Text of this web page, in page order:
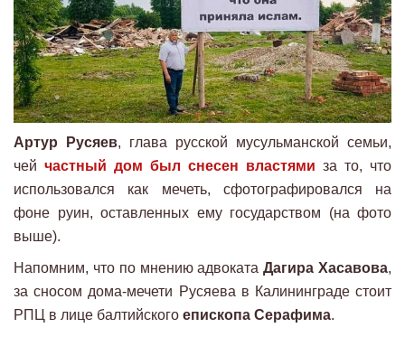
Артур Русяев, глава русской мусульманской семьи,
чей частный дом был снесен властями за то, что
использовался как мечеть, сфотографировался на
фоне руин, оставленных ему государством (на фото
выше).
Напомним, что по мнению адвокатаДагира Хасавова,
за сносом дома-мечети Русяева в Калининграде стоит
РПЦ в лице балтийского епископа Серафима.